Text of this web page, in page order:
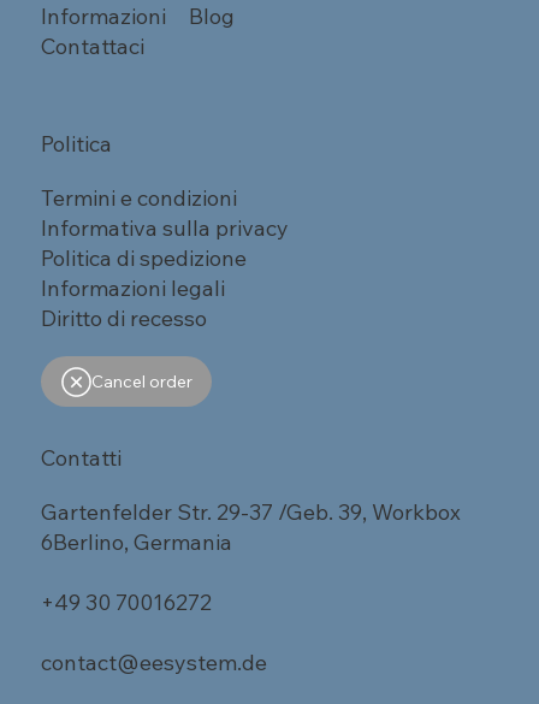
Informazioni
Blog
Contattaci
Politica
Termini e condizioni
Informativa sulla privacy
Politica di spedizione
Informazioni legali
Diritto di recesso
Cancel order
Contatti
Gartenfelder Str. 29-37 /Geb. 39, Workbox
6Berlino, Germania
+49 30 70016272
contact@eesystem.de